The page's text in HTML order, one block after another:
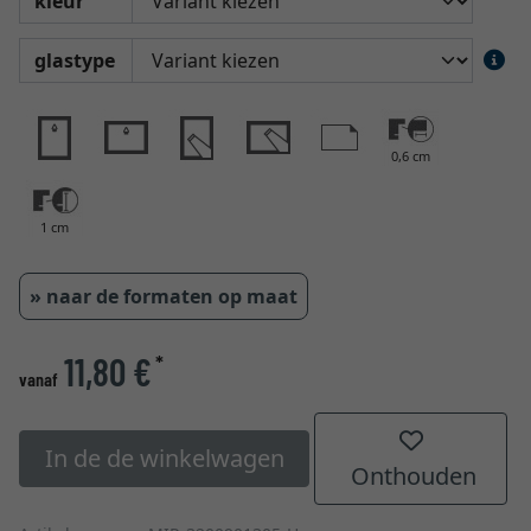
glastype
0,6 cm
1 cm
» naar de formaten op maat
vanaf 11,80 €*
In de de winkelwagen
Onthouden